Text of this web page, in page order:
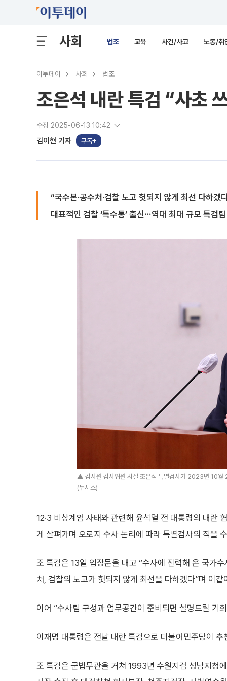
사회 법조 교육 사건/사고 노동/취
이투데이 사회 법조
조은석 내란 특검 “사초
수정 2025-06-13 10:42
김이현 기자 구독
“국수본·공수처·검찰 노고 헛되지 않게 최선 다하겠
대표적인 검찰 ‘특수통’ 출신⋯역대 최대 규모 특검
▲ 감사원 감사위원 시절 조은석 특별검사가 2023년 10월
(뉴시스)
12·3 비상계엄 사태와 관련해 윤석열 전 대통령의 내란
게 살펴가며 오로지 수사 논리에 따라 특별검사의 직을
조 특검은 13일 입장문을 내고 “수사에 진력해 온 국가
처, 검찰의 노고가 헛되지 않게 최선을 다하겠다”며 이같
이어 “수사팀 구성과 업무공간이 준비되면 설명드릴 기
이재명 대통령은 전날 내란 특검으로 더불어민주당이
조 특검은 군법무관을 거쳐 1993년 수원지검 성남지청